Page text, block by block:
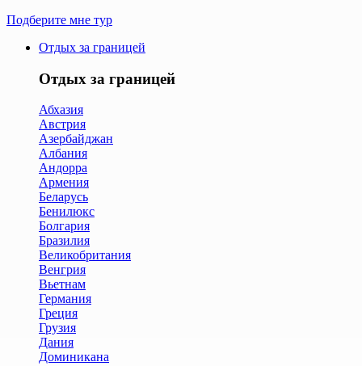
Подберите мне тур
Отдых за границей
Отдых за границей
Абхазия
Австрия
Азербайджан
Албания
Андорра
Армения
Беларусь
Бенилюкс
Болгария
Бразилия
Великобритания
Венгрия
Вьетнам
Германия
Греция
Грузия
Дания
Доминикана